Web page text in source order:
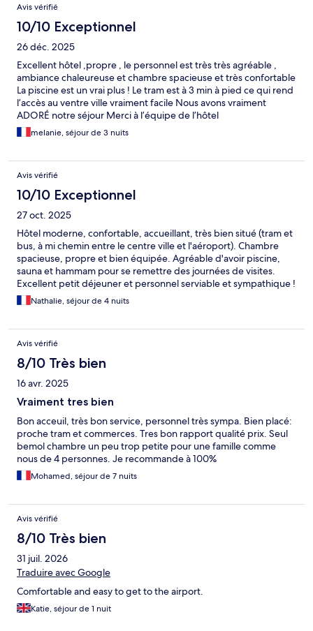
Avis vérifié
10/10 Exceptionnel
26 déc. 2025
Excellent hôtel ,propre , le personnel est très très agréable ,
ambiance chaleureuse et chambre spacieuse et très confortable
La piscine est un vrai plus ! Le tram est à 3 min à pied ce qui rend
l’accès au ventre ville vraiment facile Nous avons vraiment
ADORÉ notre séjour Merci à l’équipe de l’hôtel
melanie, séjour de 3 nuits
Avis vérifié
10/10 Exceptionnel
27 oct. 2025
Hôtel moderne, confortable, accueillant, très bien situé (tram et
bus, à mi chemin entre le centre ville et l'aéroport). Chambre
spacieuse, propre et bien équipée. Agréable d'avoir piscine,
sauna et hammam pour se remettre des journées de visites.
Excellent petit déjeuner et personnel serviable et sympathique !
Nathalie, séjour de 4 nuits
Avis vérifié
8/10 Très bien
16 avr. 2025
Vraiment tres bien
Bon acceuil, très bon service, personnel très sympa. Bien placé:
proche tram et commerces. Tres bon rapport qualité prix. Seul
bemol chambre un peu trop petite pour une famille comme
nous de 4 personnes. Je recommande à 100%
Mohamed, séjour de 7 nuits
Avis vérifié
8/10 Très bien
31 juil. 2026
Traduire avec Google
Comfortable and easy to get to the airport.
Katie, séjour de 1 nuit